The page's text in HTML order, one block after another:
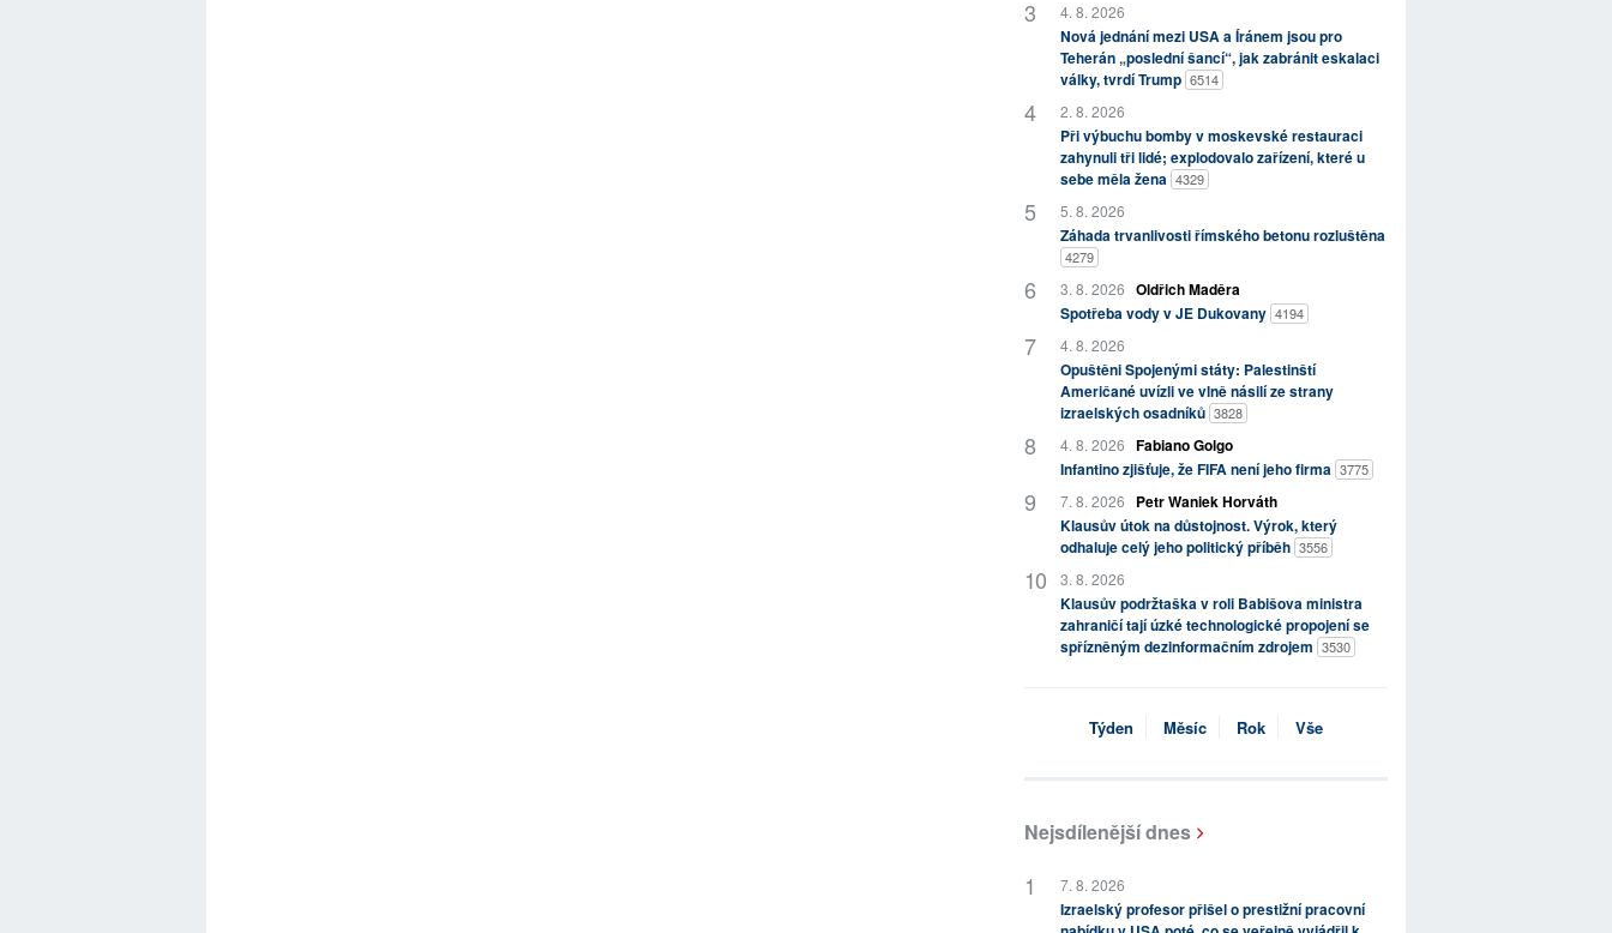
4. 8. 2026
Nová jednání mezi USA a Íránem jsou pro
Teherán „poslední šancí“, jak zabránit eskalaci
války, tvrdí Trump 6514
2. 8. 2026
Při výbuchu bomby v moskevské restauraci
zahynuli tři lidé; explodovalo zařízení, které u
sebe měla žena 4329
5. 8. 2026
Záhada trvanlivosti římského betonu rozluštěna
4279
3. 8. 2026 Oldřich Maděra
Spotřeba vody v JE Dukovany 4194
4. 8. 2026
Opuštěni Spojenými státy: Palestinští
Američané uvízli ve vlně násilí ze strany
izraelských osadníků 3828
4. 8. 2026 Fabiano Golgo
Infantino zjišťuje, že FIFA není jeho firma 3775
7. 8. 2026
Petr Waniek Horváth
Klausův útok na důstojnost. Výrok, který
odhaluje celý jeho politický příběh 3556
3. 8. 2026
Klausův podržtaška v roli Babišova ministra
zahraničí tají úzké technologické propojení se
spřízněným dezinformačním zdrojem 3530
Týden Měsíc Rok Vše
Nejsdílenější dnes
7. 8. 2026
Izraelský profesor přišel o prestižní pracovní